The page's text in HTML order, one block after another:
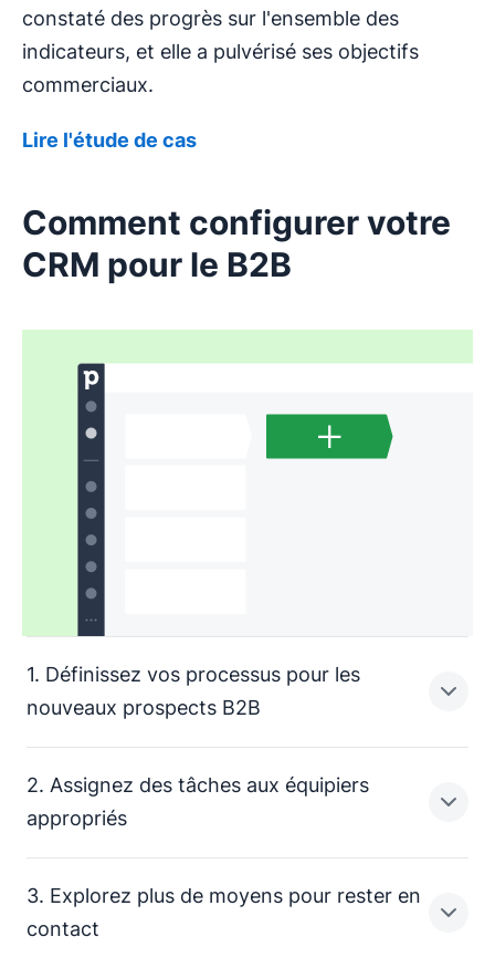
constaté des progrès sur l'ensemble des
indicateurs, et elle a pulvérisé ses objectifs
commerciaux.
Lire l'étude de cas
Comment configurer votre
CRM pour le B2B
1. Définissez vos processus pour les
nouveaux prospects B2B
Créez des
votre entreprise.
2. Assignez des tâches aux équipiers
appropriés
Assignez automatiquement chaque demande, chaque
3. Explorez plus de moyens pour rester en
contact